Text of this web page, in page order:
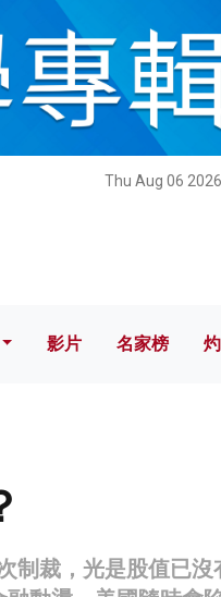
Thu Aug 06
影片 名家榜
影片 名家榜
制裁，光是股值已沒